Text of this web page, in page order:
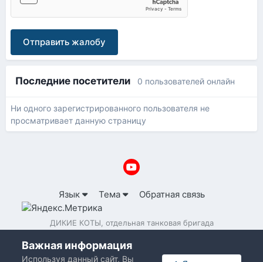
Отправить жалобу
Последние посетители 0 пользователей онлайн
Ни одного зарегистрированного пользователя не
просматривает данную страницу
Язык Тема Обратная связь
ДИКИЕ КОТЫ, отдельная танковая бригада
Важная информация
Используя данный сайт, Вы